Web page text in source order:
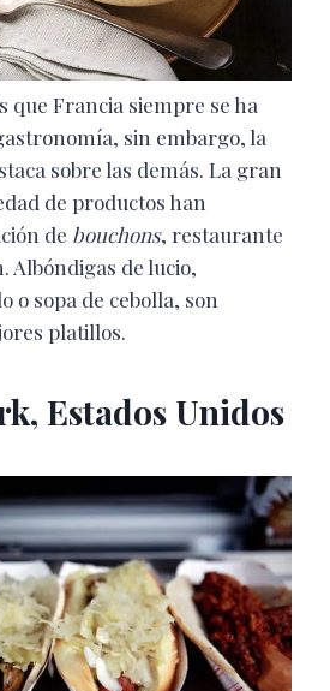
que Francia siempre se ha
sin embargo, la
sobre las demás. La gran
de productos han
de bouchons, restaurante
Albóndigas de lucio,
o sopa de cebolla, son
platillos.
Estados Unidos